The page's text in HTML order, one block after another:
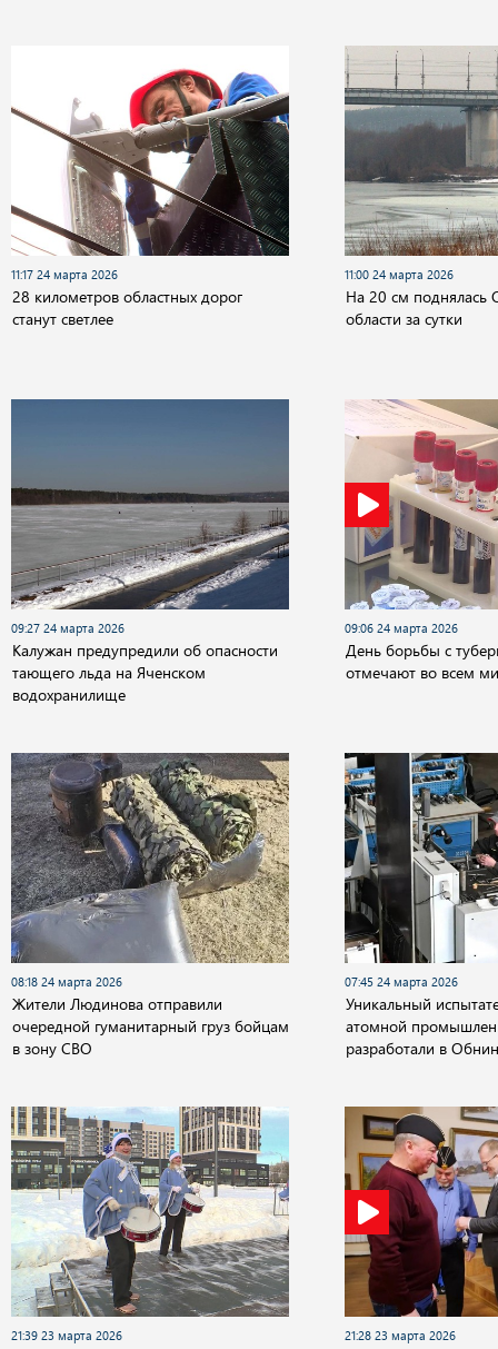
11:17 24 марта 2026
28 километров областных дорог
станут светлее
11:00 24 марта 2026
На 20 см поднялась
области за сутки
09:27 24 марта 2026
Калужан предупредили об опасности
тающего льда на Яченском
водохранилище
09:06 24 марта 2026
День борьбы с
отмечают во всем
08:18 24 марта 2026
Жители Людинова отправили
очередной гуманитарный груз бойцам
в зону СВО
07:45 24 марта 2026
Уникальный
атомной
разработали в
21:39 23 марта 2026 21:28 23 марта 2026